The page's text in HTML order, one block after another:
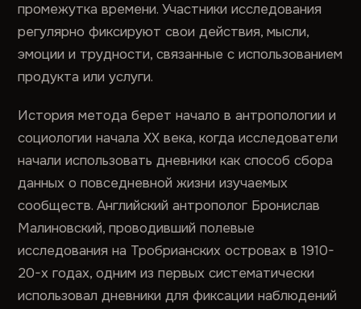
промежутка времени. Участники исследования
регулярно фиксируют свои действия, мысли,
эмоции и трудности, связанные с использованием
продукта или услуги.
История метода берет начало в антропологии и
социологии начала XX века, когда исследователи
начали использовать дневники как способ сбора
данных о повседневной жизни изучаемых
сообществ. Английский антрополог Бронислав
Малиновский, проводивший полевые
исследования на Тробрианских островах в 1910-
20-х годах, одним из первых систематически
использовал дневники для фиксации наблюдений